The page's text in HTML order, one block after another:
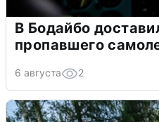
В Бодайбо
пропавшего
6 августа 2